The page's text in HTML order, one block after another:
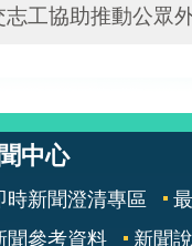
工協助推動公眾
中心
時新聞澄清專區
聞參考資料
新聞